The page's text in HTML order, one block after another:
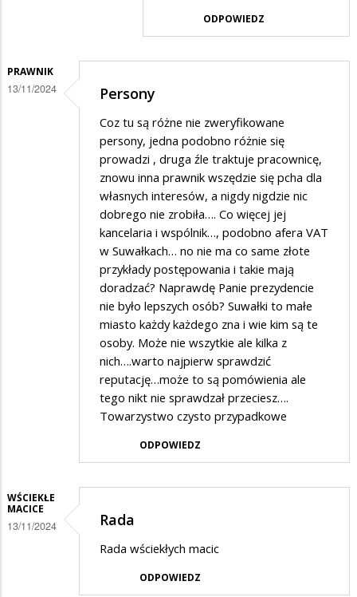
komu
doradziały?
ODPOWIEDZ
PRAWNIK
13/11/2024 Persony
Coz tu są różne nie zweryfikowane
persony, jedna podobno różnie się
prowadzi , druga źle traktuje pracownicę,
znowu inna prawnik wszędzie się pcha dla
własnych interesów, a nigdy nigdzie nic
dobrego nie zrobiła…. Co więcej jej
kancelaria i wspólnik…, podobno afera VAT
w Suwałkach… no nie ma co same złote
przykłady postępowania i takie mają
doradzać? Naprawdę Panie prezydencie
nie było lepszych osób? Suwałki to małe
miasto każdy każdego zna i wie kim są te
osoby. Może nie wszytkie ale kilka z
nich….warto najpierw sprawdzić
reputację…może to są pomówienia ale
tego nikt nie sprawdzał przeciesz….
Towarzystwo czysto przypadkowe
ODPOWIEDZ
WŚCIEKŁE
MACICE
13/11/2024 Rada
Rada wściekłych macic
ODPOWIEDZ